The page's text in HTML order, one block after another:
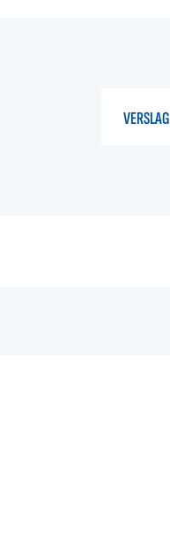
VERSLAG